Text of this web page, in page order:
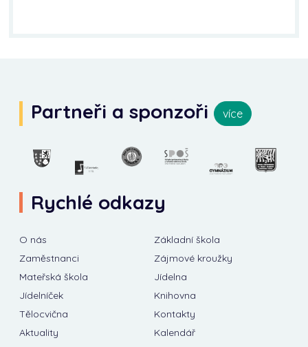
Partneři a sponzoři více
Rychlé odkazy
O nás
Základní škola
Zaměstnanci
Zájmové kroužky
Mateřská škola
Jídelna
Jídelníček
Knihovna
Tělocvična
Kontakty
Aktuality
Kalendář